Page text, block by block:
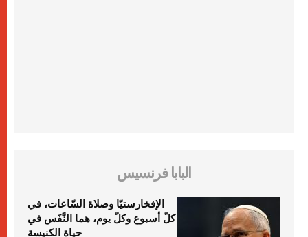
البابا فرنسيس
الإفخارستيّا وصلاة السّاعات، في
كلّ أسبوع وكلّ يوم، هما النَّفَس في
حياة الكنيسة